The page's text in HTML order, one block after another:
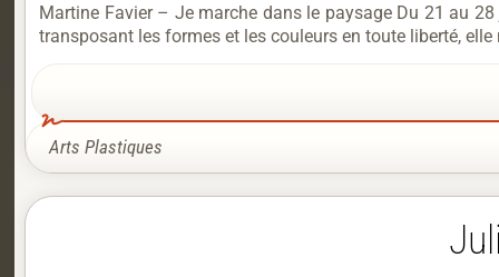
Martine Favier – Je marche dans le paysage Du 21 au
transposant les formes et les couleurs en toute liberté,
Arts Plastiques